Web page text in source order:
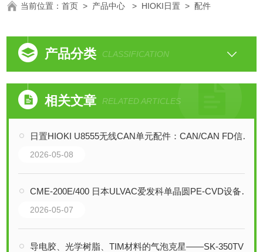
当前位置：首页 > 产品中心 > HIOKI日置 >配件
产品分类 CLASSIFICATION
相关文章 RELATED ARTICLES
日置HIOKI U8555无线CAN单元配件：CAN/CAN FD信号采集与输出的全能利器
2026-05-08
CME-200E/400 日本ULVAC爱发科单晶圆PE-CVD设备技术解析
2026-05-07
导电胶、光学树脂、TIM材料的气泡克星——SK-350TV真空脱泡搅拌机